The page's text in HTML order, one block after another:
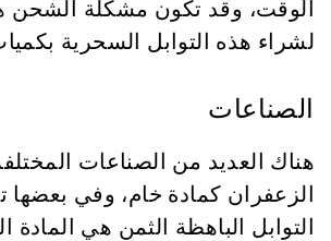
الوقت، وقد تكون مشكلة الشحن
لشراء هذه التوابل السحرية
الصناعات
هناك العديد من الصناعات
الزعفران كمادة خام، وفي بعضها
التوابل الباهظة الثمن هي المادة